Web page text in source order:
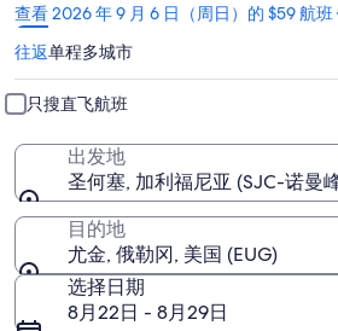
查看 2026 年 9 月 6 日（周日）的 $59 航班
在
新
窗
口
中
打
开
往返单程多城市
只搜直飞航班
出发地
圣何塞, 加利福尼亚 (SJC-诺曼
目的地
尤金, 俄勒冈, 美国 (EUG)
选择日期
8月22日 - 8月29日